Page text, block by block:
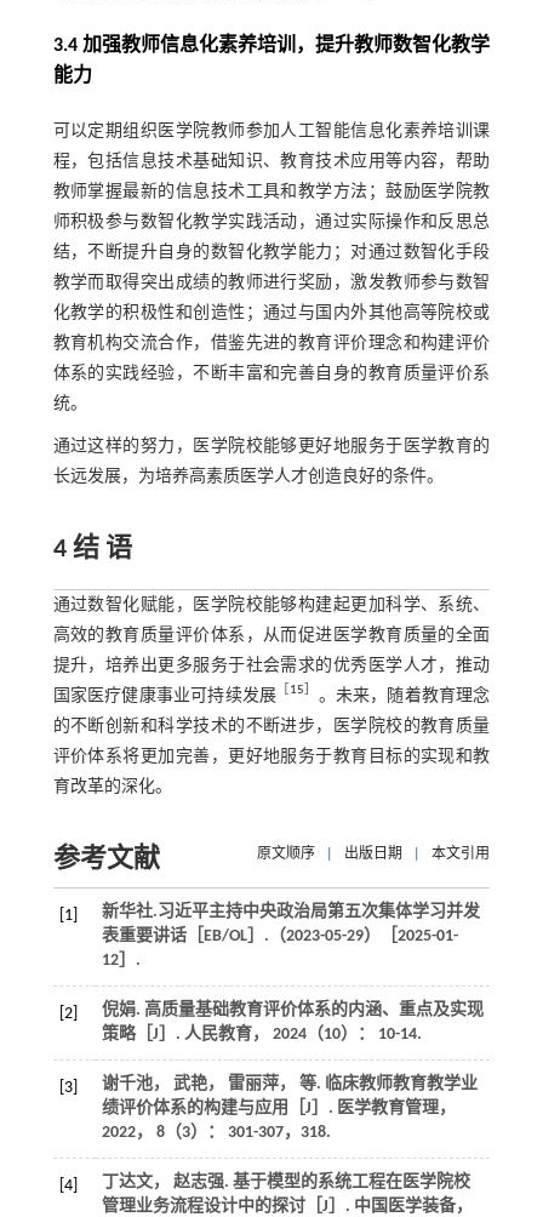
3.4 加强教师信息化素养培训，提升教师数智化教学
能力
可以定期组织医学院教师参加人工智能信息化素养培训课
程，包括信息技术基础知识、教育技术应用等内容，帮助
教师掌握最新的信息技术工具和教学方法；鼓励医学院教
师积极参与数智化教学实践活动，通过实际操作和反思总
结，不断提升自身的数智化教学能力；对通过数智化手段
教学而取得突出成绩的教师进行奖励，激发教师参与数智
化教学的积极性和创造性；通过与国内外其他高等院校或
教育机构交流合作，借鉴先进的教育评价理念和构建评价
体系的实践经验，不断丰富和完善自身的教育质量评价系
统。
通过这样的努力，医学院校能够更好地服务于医学教育的
长远发展，为培养高素质医学人才创造良好的条件。
4 结 语
通过数智化赋能，医学院校能够构建起更加科学、系统、
高效的教育质量评价体系，从而促进医学教育质量的全面
提升，培养出更多服务于社会需求的优秀医学人才，推动
国家医疗健康事业可持续发展 ［15］ 。未来，随着教育理念
的不断创新和科学技术的不断进步，医学院校的教育质量
评价体系将更加完善，更好地服务于教育目标的实现和教
育改革的深化。
参考文献 原文顺序 出版日期 本文引用
[1]
新华社.习近平主持中央政治局第五次集体学习并发
表重要讲话［EB/OL］.（2023-05-29）［2025-01-
12］.
[2]
倪娟. 高质量基础教育评价体系的内涵、重点及实现
策略［J］. 人民教育， 2024（10）： 10-14.
[3] 谢千池， 武艳， 雷丽萍， 等. 临床教师教育教学业
绩评价体系的构建与应用［J］. 医学教育管理，
2022， 8（3）： 301-307，318.
[4]
丁达文， 赵志强. 基于模型的系统工程在医学院校
管理业务流程设计中的探讨［J］. 中国医学装备，